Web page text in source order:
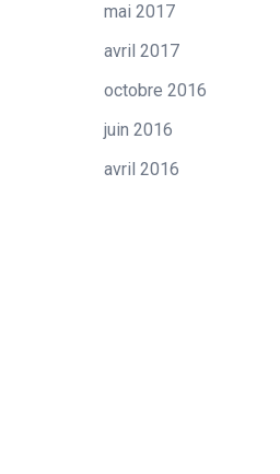
mai 2017
avril 2017
octobre 2016
juin 2016
avril 2016